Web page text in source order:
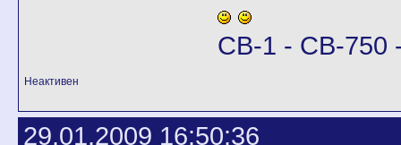
CB-1 - CB-750
Неактивен
29.01.2009 16:50:36